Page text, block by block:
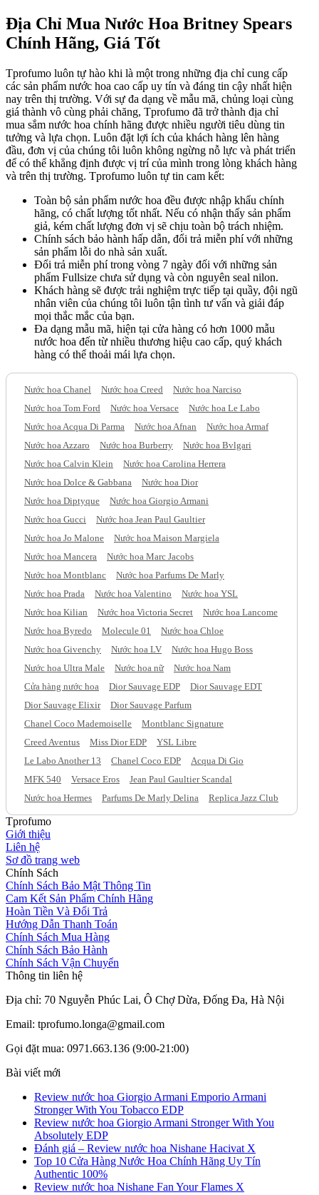
Địa Chỉ Mua Nước Hoa Britney Spears
Chính Hãng, Giá Tốt
Tprofumo luôn tự hào khi là một trong những địa chỉ cung cấp
các sản phẩm nước hoa cao cấp uy tín và đáng tin cậy nhất hiện
nay trên thị trường. Với sự đa dạng về mẫu mã, chủng loại cùng
giá thành vô cùng phải chăng, Tprofumo đã trở thành địa chỉ
mua sắm nước hoa chính hãng được nhiều người tiêu dùng tin
tưởng và lựa chọn. Luôn đặt lợi ích của khách hàng lên hàng
đầu, đơn vị của chúng tôi luôn không ngừng nỗ lực và phát triển
để có thể khẳng định được vị trí của mình trong lòng khách hàng
và trên thị trường. Tprofumo luôn tự tin cam kết:
Toàn bộ sản phẩm nước hoa đều được nhập khẩu chính
hãng, có chất lượng tốt nhất. Nếu có nhận thấy sản phẩm
giả, kém chất lượng đơn vị sẽ chịu toàn bộ trách nhiệm.
Chính sách bảo hành hấp dẫn, đổi trả miễn phí với những
sản phẩm lỗi do nhà sản xuất.
Đổi trả miễn phí trong vòng 7 ngày đối với những sản
phẩm Fullsize chưa sử dụng và còn nguyên seal nilon.
Khách hàng sẽ được trải nghiệm trực tiếp tại quầy, đội ngũ
nhân viên của chúng tôi luôn tận tình tư vấn và giải đáp
mọi thắc mắc của bạn.
Đa dạng mẫu mã, hiện tại cửa hàng có hơn 1000 mẫu
nước hoa đến từ nhiều thương hiệu cao cấp, quý khách
hàng có thể thoải mái lựa chọn.
Nước hoa Chanel Nước hoa Creed
Nước hoa Narciso
Nước hoa Tom Ford
Nước hoa Versace
Nước hoa Le Labo
Nước hoa Acqua Di Parma
Nước hoa Afnan
Nước hoa Armaf
Nước hoa Azzaro
Nước hoa Burberry
Nước hoa Bvlgari
Nước hoa Calvin Klein
Nước hoa Carolina Herrera
Nước hoa Dolce & Gabbana
Nước hoa Dior
Nước hoa Diptyque
Nước hoa Giorgio Armani
Nước hoa Gucci
Nước hoa Jean Paul Gaultier
Nước hoa Jo Malone
Nước hoa Maison Margiela
Nước hoa Mancera
Nước hoa Marc Jacobs
Nước hoa Montblanc
Nước hoa Parfums De Marly
Nước hoa Prada
Nước hoa Valentino
Nước hoa YSL
Nước hoa Kilian
Nước hoa Victoria Secret
Nước hoa Lancome
Nước hoa Byredo
Molecule 01
Nước hoa Chloe
Nước hoa Givenchy
Nước hoa LV
Nước hoa Hugo Boss
Nước hoa Ultra Male
Nước hoa nữ
Nước hoa Nam
Cửa hàng nước hoa
Dior Sauvage EDP
Dior Sauvage EDT
Dior Sauvage Elixir
Dior Sauvage Parfum
Chanel Coco Mademoiselle
Montblanc Signature
Creed Aventus
Miss Dior EDP
YSL Libre
Le Labo Another 13
Chanel Coco EDP
Acqua Di Gio
MFK 540
Versace Eros
Jean Paul Gaultier Scandal
Nước hoa Hermes
Parfums De Marly Delina Replica Jazz Club
Tprofumo
Giới thiệu
Liên hệ
Sơ đồ trang web
Chính Sách
Chính Sách Bảo Mật Thông Tin
Cam Kết Sản Phẩm Chính Hãng
Hoàn Tiền Và Đổi Trả
Hướng Dẫn Thanh Toán
Chính Sách Mua Hàng
Chính Sách Bảo Hành
Chính Sách Vận Chuyển
Thông tin liên hệ
Địa chỉ: 70 Nguyễn Phúc Lai, Ô Chợ Dừa, Đống Đa, Hà Nội
Email: tprofumo.longa@gmail.com
Gọi đặt mua: 0971.663.136 (9:00-21:00)
Bài viết mới
Review nước hoa Giorgio Armani Emporio Armani
Stronger With You Tobacco EDP
Review nước hoa Giorgio Armani Stronger With You
Absolutely EDP
Đánh giá – Review nước hoa Nishane Hacivat X
Top 10 Cửa Hàng Nước Hoa Chính Hãng Uy Tín
Authentic 100%
Review nước hoa Nishane Fan Your Flames X